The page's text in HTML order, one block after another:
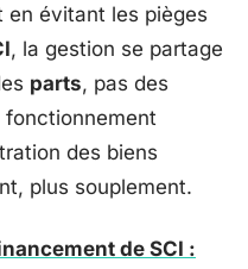
en évitant les pièges
, la gestion se partage
parts, pas des
fonctionnement
des biens
plus souplement.
de SCI :